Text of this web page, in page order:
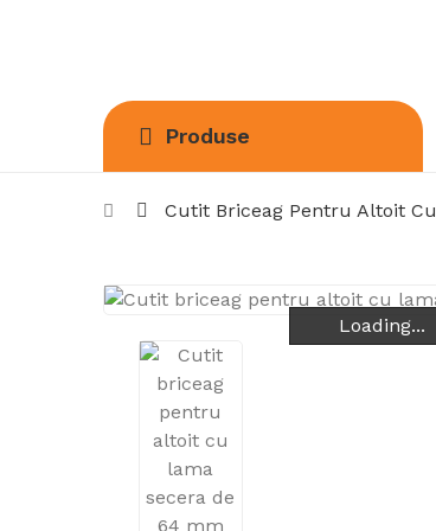
Produse
Cutit Briceag Pentru Altoit
Loading...
Loading...
Loading...